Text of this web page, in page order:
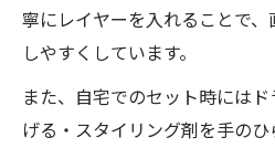
寧にレイヤーを入れることで
しやすくしています。
また、自宅でのセット時には
げる・スタイリング剤を手の